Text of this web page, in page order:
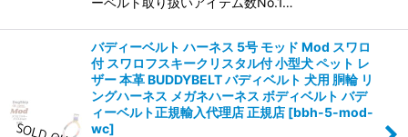
バディーベルト ハーネス 5号 モッド Mod スワロ
付 スワロフスキークリスタル付 小型犬 ペット レ
ザー 本革 BUDDYBELT バディベルト 犬用 胴輪 リ
ングハーネス メガネハーネス ボディベルト バデ
ィーベルト正規輸入代理店 正規店 [bbh-5-mod-
wc]